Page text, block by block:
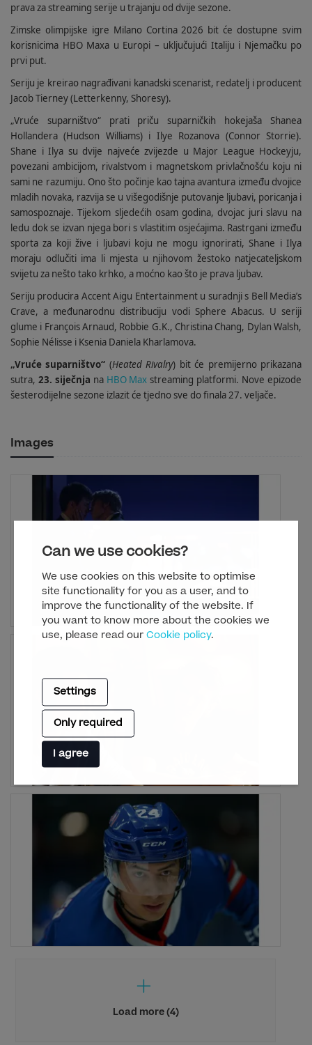
Can we use cookies?
We use cookies on this website to optimise
site functionality for you as a user, and to
improve the functionality of the website. If
you want to know more about the cookies we
use, please read our Cookie policy.
Settings
Only required
I agree
prava za streaming serije u trajanju od dvije sezone.
Zimske olimpijske igre Milano Cortina 2026 bit će dostupne svim
korisnicima HBO Maxa u Europi – uključujući Italiju i Njemačku po
prvi put.
Seriju je kreirao nagrađivani kanadski scenarist, redatelj i producent
Jacob Tierney (Letterkenny, Shoresy).
„Vruće suparništvo“ prati priču suparničkih hokejaša Shanea
Hollandera (Hudson Williams) i Ilye Rozanova (Connor Storrie).
Shane i Ilya su dvije najveće zvijezde u Major League Hockeyju,
povezani ambicijom, rivalstvom i magnetskom privlačnošću koju ni
sami ne razumiju. Ono što počinje kao tajna avantura između dvojice
mladih novaka, razvija se u višegodišnje putovanje ljubavi, poricanja i
samospoznaje. Tijekom sljedećih osam godina, dvojac juri slavu na
ledu dok se izvan njega bori s vlastitim osjećajima. Rastrgani između
sporta za koji žive i ljubavi koju ne mogu ignorirati, Shane i Ilya
moraju odlučiti ima li mjesta u njihovom žestoko natjecateljskom
svijetu za nešto tako krhko, a moćno kao što je prava ljubav.
Seriju producira Accent Aigu Entertainment u suradnji s Bell Media’s
Crave, a međunarodnu distribuciju vodi Sphere Abacus. U seriji
glume i François Arnaud, Robbie G.K., Christina Chang, Dylan Walsh,
Sophie Nélisse i Ksenia Daniela Kharlamova.
„Vruće suparništvo“ (Heated Rivalry) bit će premijerno prikazana
sutra, 23. siječnja na HBO Max streaming platformi. Nove epizode
šesterodijelne sezone izlazit će tjedno sve do finala 27. veljače.
Images
Load more (4)